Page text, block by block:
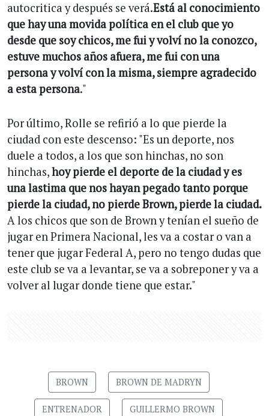
autocritica y después se verá.Está al conocimiento
que hay una movida política en el club que yo
desde que soy chicos, me fui y volví no la conozco,
estuve muchos años afuera, me fui con una
persona y volví con la misma, siempre agradecido
a esta persona."
Por último, Rolle se refirió a lo que pierde la
ciudad con este descenso: "Es un deporte, nos
duele a todos, a los que son hinchas, no son
hinchas,hoy pierde el deporte de la ciudad y es
una lastima que nos hayan pegado tanto porque
pierde la ciudad, no pierde Brown, pierde la ciudad.
A los chicos que son de Brown y tenían el sueño de
jugar en Primera Nacional, les va a costar o van a
tener que jugar Federal A, pero no tengo dudas que
este club se va a levantar, se va a sobreponer y va a
volver al lugar donde tiene que estar."
BROWN BROWN DE MADRYN
ENTRENADOR GUILLERMO BROWN